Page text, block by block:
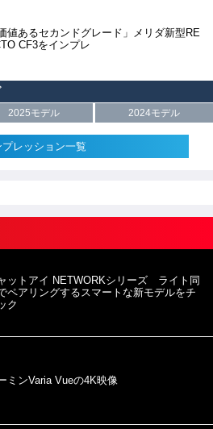
価値あるセカンドグレード」メリダ新型RE
CF3をインプレ
2025モデル 2024モデル
プレッション一覧
ットアイ NETWORKシリーズ ライト同
ペアリングするスマートな新モデルをチ
ク
ミンVaria Vueの4K映像